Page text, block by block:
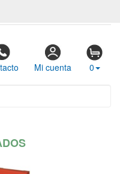
Mi cuenta 0